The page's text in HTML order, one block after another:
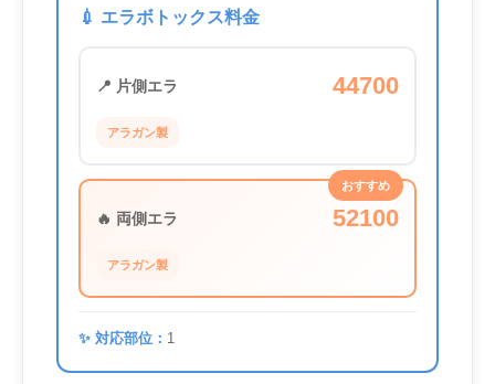
💉 エラボトックス料金
📍 片側エラ 44700
アラガン製
おすすめ
🔥 両側エラ 52100
アラガン製
✨ 対応部位： 1